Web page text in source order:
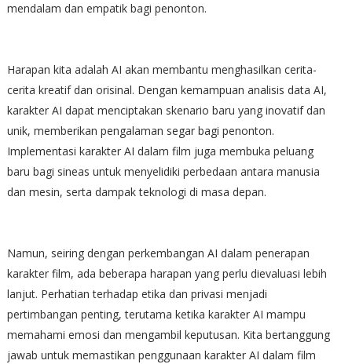
mendalam dan empatik bagi penonton.
Harapan kita adalah AI akan membantu menghasilkan cerita-
cerita kreatif dan orisinal. Dengan kemampuan analisis data AI,
karakter AI dapat menciptakan skenario baru yang inovatif dan
unik, memberikan pengalaman segar bagi penonton.
Implementasi karakter AI dalam film juga membuka peluang
baru bagi sineas untuk menyelidiki perbedaan antara manusia
dan mesin, serta dampak teknologi di masa depan.
Namun, seiring dengan perkembangan AI dalam penerapan
karakter film, ada beberapa harapan yang perlu dievaluasi lebih
lanjut. Perhatian terhadap etika dan privasi menjadi
pertimbangan penting, terutama ketika karakter AI mampu
memahami emosi dan mengambil keputusan. Kita bertanggung
jawab untuk memastikan penggunaan karakter AI dalam film